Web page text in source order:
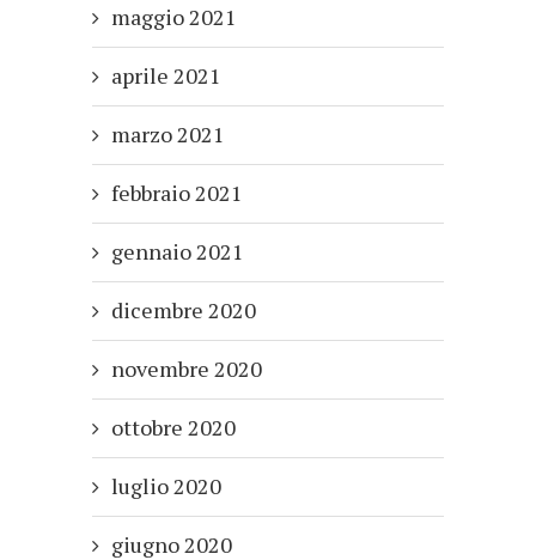
maggio 2021
aprile 2021
marzo 2021
febbraio 2021
gennaio 2021
dicembre 2020
novembre 2020
ottobre 2020
luglio 2020
giugno 2020